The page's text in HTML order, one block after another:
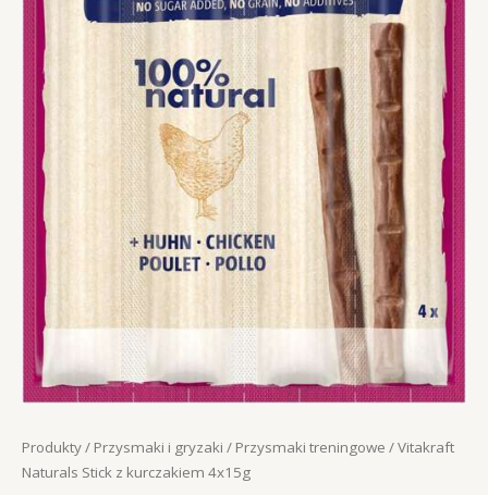
Produkty/ Przysmaki i gryzaki / Przysmaki treningowe / Vitakraft
Naturals Stick z kurczakiem 4x15g